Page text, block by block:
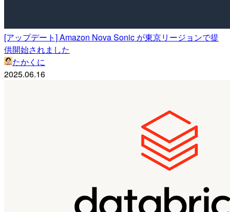
[アップデート] Amazon Nova Sonic が東京リージョンで提
供開始されました
たかくに
2025.06.16